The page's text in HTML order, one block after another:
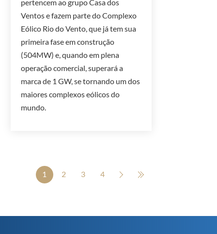
pertencem ao grupo Casa dos
Ventos e fazem parte do Complexo
Eólico Rio do Vento, que já tem sua
primeira fase em construção
(504MW) e, quando em plena
operação comercial, superará a
marca de 1 GW, se tornando um dos
maiores complexos eólicos do
mundo.
1 2 3 4